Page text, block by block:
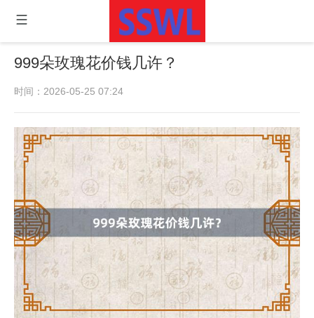
999朵玫瑰花价钱几许？
时间：2026-05-25 07:24